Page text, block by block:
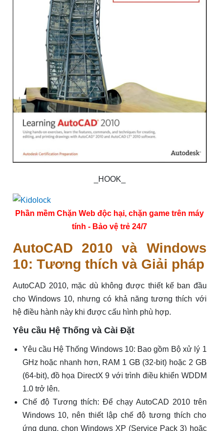
_HOOK_
Phần mềm Chặn Web độc hại, chặn game trên máy
tính - Bảo vệ trẻ 24/7
AutoCAD 2010 và Windows
10: Tương thích và Giải pháp
AutoCAD 2010, mặc dù không được thiết kế ban đầu
cho Windows 10, nhưng có khả năng tương thích với
hệ điều hành này khi được cấu hình phù hợp.
Yêu cầu Hệ Thống và Cài Đặt
Yêu cầu Hệ Thống Windows 10: Bao gồm Bộ xử lý 1
GHz hoặc nhanh hơn, RAM 1 GB (32-bit) hoặc 2 GB
(64-bit), đồ họa DirectX 9 với trình điều khiển WDDM
1.0 trở lên.
Chế độ Tương thích: Để chạy AutoCAD 2010 trên
Windows 10, nên thiết lập chế độ tương thích cho
ứng dụng, chọn Windows XP (Service Pack 3) hoặc